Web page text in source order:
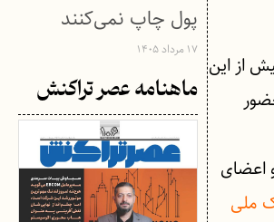
از این
اعضای
ملی
پول چاپ نمی‌کنند
۱۷ مرداد ۱۴۰۵
ماهنامه عصر تراکنش